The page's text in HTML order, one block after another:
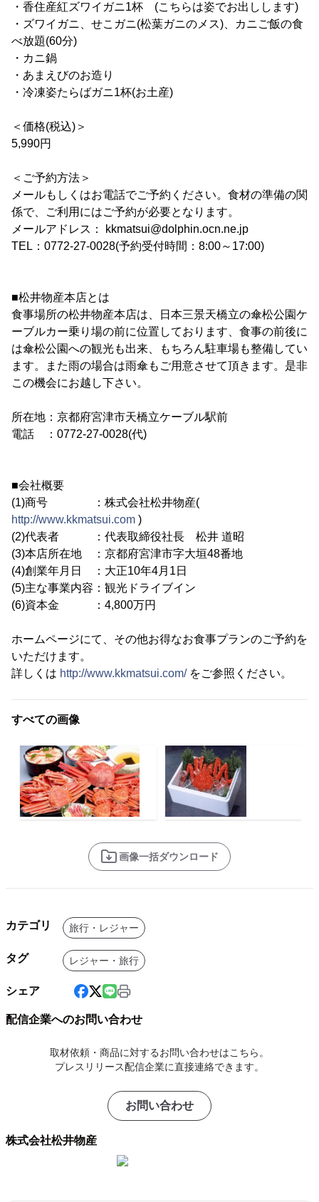
・香住産紅ズワイガニ1杯 (こちらは姿でお出しします)
・ズワイガニ、せこガニ(松葉ガニのメス)、カニご飯の食
べ放題(60分)
・カニ鍋
・あまえびのお造り
・冷凍姿たらばガニ1杯(お土産)
＜価格(税込)＞
5,990円
＜ご予約方法＞
メールもしくはお電話でご予約ください。食材の準備の関
係で、ご利用にはご予約が必要となります。
メールアドレス： kkmatsui@dolphin.ocn.ne.jp
TEL：0772-27-0028(予約受付時間：8:00～17:00)
■松井物産本店とは
食事場所の松井物産本店は、日本三景天橋立の傘松公園ケ
ーブルカー乗り場の前に位置しております、食事の前後に
は傘松公園への観光も出来、もちろん駐車場も整備してい
ます。また雨の場合は雨傘もご用意させて頂きます。是非
この機会にお越し下さい。
所在地：京都府宮津市天橋立ケーブル駅前
電話 ：0772-27-0028(代)
■会社概要
(1)商号 ：株式会社松井物産(
http://www.kkmatsui.com )
(2)代表者 ：代表取締役社長 松井 道昭
(3)本店所在地 ：京都府宮津市字大垣48番地
(4)創業年月日 ：大正10年4月1日
(5)主な事業内容：観光ドライブイン
(6)資本金 ：4,800万円
ホームページにて、その他お得なお食事プランのご予約を
いただけます。
詳しくは http://www.kkmatsui.com/をご参照ください。
すべての画像
画像一括ダウンロード
カテゴリ 旅行・レジャー
タグ レジャー・旅行
シェア
配信企業へのお問い合わせ
取材依頼・商品に対するお問い合わせはこちら。
プレスリリース配信企業に直接連絡できます。
お問い合わせ
株式会社松井物産